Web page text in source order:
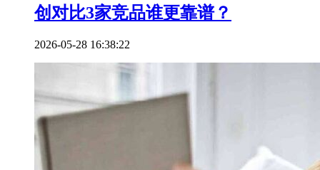
创对比3家竞品谁更靠谱？
2026-05-28 16:38:22